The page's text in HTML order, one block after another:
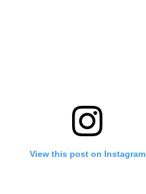
View this post on Instagram